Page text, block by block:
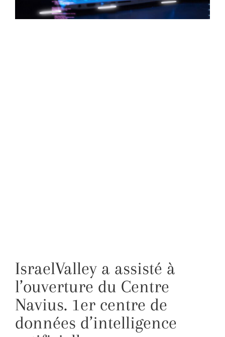
IsraelValley a assisté à
l’ouverture du Centre
Navius. 1er centre de
données d’intelligence